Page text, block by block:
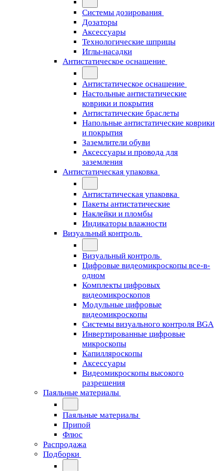
Системы дозирования
Дозаторы
Аксессуары
Технологические шприцы
Иглы-насадки
Антистатическое оснащение
Антистатическое оснащение
Настольные антистатические
коврики и покрытия
Антистатические браслеты
Напольные антистатические коврики
и покрытия
Заземлители обуви
Аксессуары и провода для
заземления
Антистатическая упаковка
Антистатическая упаковка
Пакеты антистатические
Наклейки и пломбы
Индикаторы влажности
Визуальный контроль
Визуальный контроль
Цифровые видеомикроскопы все-в-
одном
Комплекты цифровых
видеомикроскопов
Модульные цифровые
видеомикроскопы
Cистемы визуального контроля BGA
Инвертированные цифровые
микроскопы
Капилляроскопы
Аксессуары
Видеомикроскопы высокого
разрешения
Паяльные материалы
Паяльные материалы
Припой
Флюс
Распродажа
Подборки